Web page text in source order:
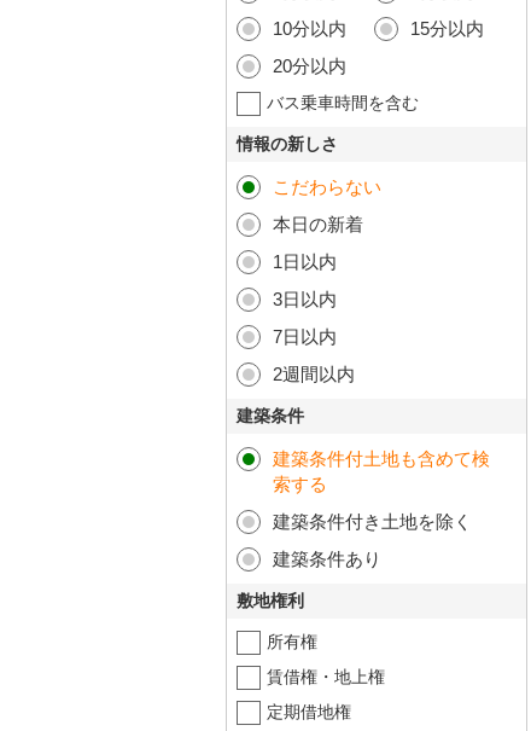
10分以内
15分以内
20分以内
バス乗車時間を含む
情報の新しさ
こだわらない
本日の新着
1日以内
3日以内
7日以内
2週間以内
建築条件
建築条件付土地も含めて検
索する
建築条件付き土地を除く
建築条件あり
敷地権利
所有権
賃借権・地上権
定期借地権